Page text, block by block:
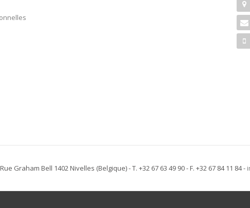
Graham Bell 1402 Nivelles (Belgique)- T. +32 67 63 49 90 - F. +32 67 84 11 84 -